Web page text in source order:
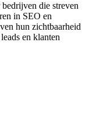
die streven
in SEO en
hun zichtbaarheid
en klanten